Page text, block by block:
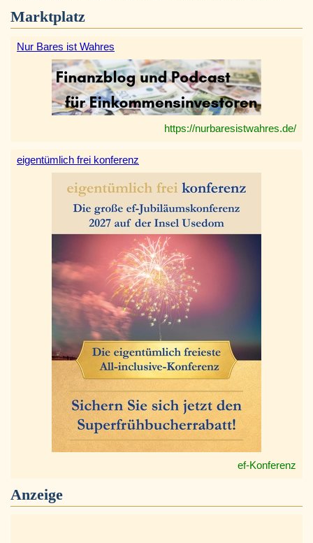
Marktplatz
Nur Bares ist Wahres
https://nurbaresistwahres.de/
eigentümlich frei konferenz
ef-Konferenz
Anzeige